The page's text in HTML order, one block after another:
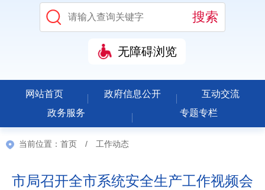
无障碍浏览
网站首页 政府信息公开
互动交流
政务服务
专题专栏
当前位置： 首页 / 工作动态
市局召开全市系统安全生产工作视频会